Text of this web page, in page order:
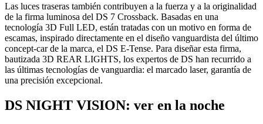
Las luces traseras también contribuyen a la fuerza y a la originalidad
de la firma luminosa del DS 7 Crossback. Basadas en una
tecnología 3D Full LED, están tratadas con un motivo en forma de
escamas, inspirado directamente en el diseño vanguardista del último
concept-car de la marca, el DS E-Tense. Para diseñar esta firma,
bautizada 3D REAR LIGHTS, los expertos de DS han recurrido a
las últimas tecnologías de vanguardia: el marcado laser, garantía de
una precisión excepcional.
DS NIGHT VISION: ver en la noche